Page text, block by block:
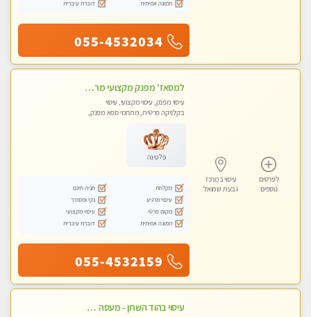
תמונה אמיתית
דוברת עיברית
055-4532034
לפרטים
נוספים
עיסוי במרכז
גבעת שמואל
למסאז' מפנק מקצועי מרגיע ומשחרר את כל הגוף! מומלץ מאוד -ללא מין! בהוד- השרון
עיסוי מפנק, עיסוי מקצועי, עיסוי
בקלניקה פרטית, מתחמי ספא מפנק,
פלטינה
מקלחת
חניה חינם
עיסוי מרגיע
נקי ומסודר
מקום פרטי
עיסוי מקצועי
תמונה אמיתית
דוברת עיברית
055-4532159
עיסוי בהוד השרון - מעסה חדשה ואיכותית לעיסוי מרגיע ומפנק VIP-מומלץ לחלוטין! פרטי! ​​​​​​ Highly recommended